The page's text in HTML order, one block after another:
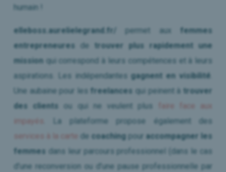
humain !
elleboss.aurelielegrand.fr/ permet aux femmes
entrepreneures de
trouver plus rapidement une
missionqui correspond à leurs compétences et à leurs
aspirations. Les indépendantes gagnent en visibilité
Une aubaine pour les freelances qui peinent à trouver
des clients ou qui ne veulent plus
faire face aux
. La plateforme propose également des
services à la carte
de coaching pour accompagner les
femmes dans leur parcours professionnel (dans le cas
d’une reconversion ou d’une pause professionnelle par